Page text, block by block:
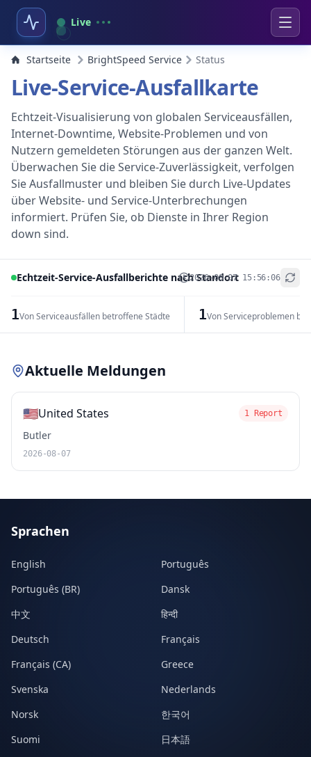
Live
Startseite BrightSpeed Service Status
Live-Service-Ausfallkarte
Echtzeit-Visualisierung von globalen Serviceausfällen,
Internet-Downtime, Website-Problemen und von
Nutzern gemeldeten Störungen aus der ganzen Welt.
Überwachen Sie die Service-Zuverlässigkeit, verfolgen
Sie Ausfallmuster und bleiben Sie durch Live-Updates
über Website- und Service-Unterbrechungen
informiert. Prüfen Sie, ob Dienste in Ihrer Region
down sind.
Echtzeit-Service-Ausfallberichte nach Standort
2026-08-07 15:56:06
1Von Serviceausfällen betroffene Städte 1Von Serviceproblemen
+
Aktuelle Meldungen
🇺🇸United States 1 Report
Butler
2026-08-07
Sprachen
English
Português
Português (BR)
Dansk
中文
हिन्दी
Deutsch
Français
Français (CA)
Greece
Svenska
Nederlands
Norsk
한국어
Suomi
日本語